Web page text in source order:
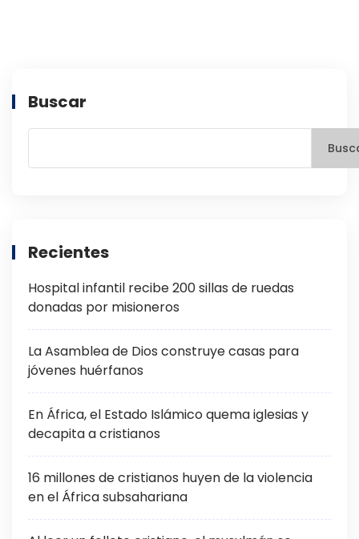
Buscar
Recientes
Hospital infantil recibe 200 sillas de ruedas
donadas por misioneros
La Asamblea de Dios construye casas para
jóvenes huérfanos
En África, el Estado Islámico quema iglesias y
decapita a cristianos
16 millones de cristianos huyen de la violencia
en el África subsahariana